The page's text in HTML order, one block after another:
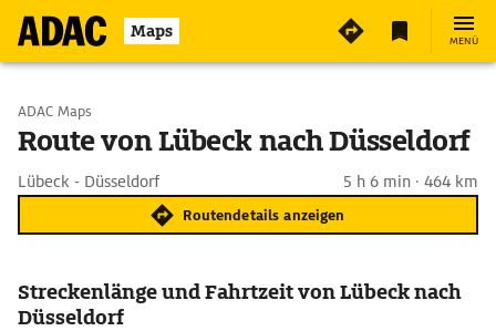
Maps MENÜ
Start wählen
ADAC Maps
Route von Lübeck nach Düsseldorf
Lübeck - Düsseldorf 5 h 6 min · 464 km
Routendetails anzeigen
Streckenlänge und Fahrtzeit von Lübeck nach
Düsseldorf